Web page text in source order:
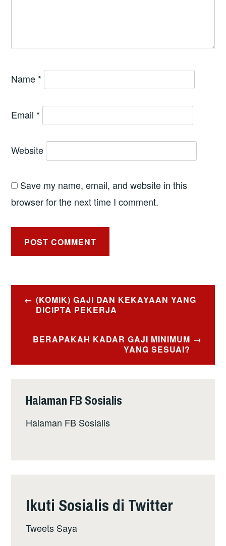
Name *
Email *
Website
Save my name, email, and website in this
browser for the next time I comment.
Post
navigation
(KOMIK) GAJI DAN KEKAYAAN YANG
DICIPTA PEKERJA
BERAPAKAH KADAR GAJI MINIMUM
YANG SESUAI?
Halaman FB Sosialis
Halaman FB Sosialis
Ikuti Sosialis di Twitter
Tweets Saya